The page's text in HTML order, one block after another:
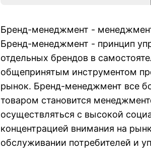
Бренд-менеджмент -
Бренд-менеджмент - принцип
отдельных брендов в
общепринятым инструментом
рынок. Бренд-менеджмент все
товаром становится
осуществляться с высокой
концентрацией внимания на
обслуживании потребителей и